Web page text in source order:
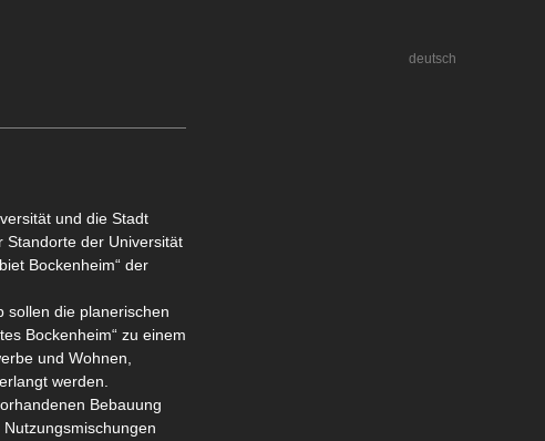
und die Stadt
Standorte der Universität
Bockenheim“ der
sollen die planerischen
Bockenheim“ zu einem
und Wohnen,
werden.
Bebauung
deutsch